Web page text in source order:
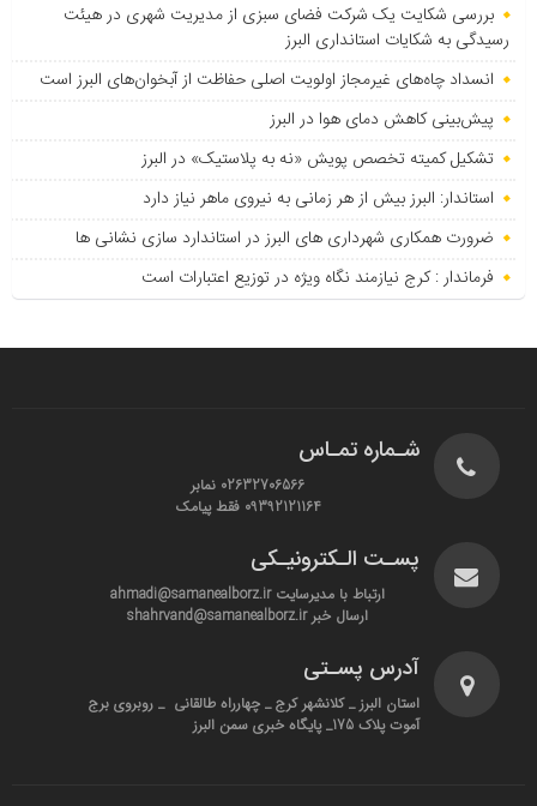
بررسی شکایت یک شرکت فضای سبزی از مدیریت شهری در هیئت
رسیدگی به شکایات استانداری البرز
انسداد چاه‌های غیرمجاز اولویت اصلی حفاظت از آبخوان‌های البرز است
پیش‌بینی کاهش دمای هوا در البرز
تشکیل کمیته تخصص پویش «نه به پلاستیک» در البرز
استاندار: البرز بیش از هر زمانی به نیروی ماهر نیاز دارد
ضرورت همکاری شهرداری های البرز در استاندارد سازی نشانی ها
فرماندار : کرج نیازمند نگاه ویژه در توزیع اعتبارات است
شـماره تمـاس
02632706566 نمابر
09392121164 فقط پیامک
پسـت الـکترونیـکی
ارتباط با مدیرسایت ahmadi@samanealborz.ir
ارسال خبر shahrvand@samanealborz.ir
آدرس پسـتی
استان البرز _ کلانشهر کرج _ چهارراه طالقانی _ روبروی برج
آموت پلاک 175_ پایگاه خبری سمن البرز